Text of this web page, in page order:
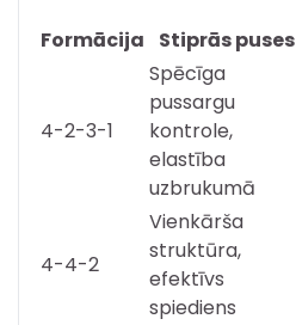
Formācija Stiprās puses
4-2-3-1
Spēcīga
pussargu
kontrole,
elastība
uzbrukumā
4-4-2
Vienkārša
struktūra,
efektīvs
spiediens